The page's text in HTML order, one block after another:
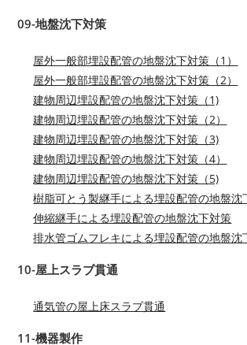
09-地盤沈下対策
屋外一般部埋設配管の地盤沈下対策（1）
屋外一般部埋設配管の地盤沈下対策（2）
建物周辺埋設配管の地盤沈下対策（1)
建物周辺埋設配管の地盤沈下対策（2）
建物周辺埋設配管の地盤沈下対策（3)
建物周辺埋設配管の地盤沈下対策（4）
建物周辺埋設配管の地盤沈下対策（5)
樹脂可とう製継手による埋設配管の地盤沈
伸縮継手による埋設配管の地盤沈下対策
排水管ゴムフレキによる埋設配管の地盤沈
10-屋上スラブ貫通
通気管の屋上床スラブ貫通
11-機器製作